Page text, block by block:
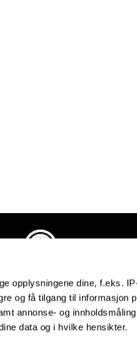
opplysningene dine, f.eks.
og få tilgang til informasjon
annonse- og
data og i hvilke hensikter.
Industriveien 4
4879 Grimstad
991434461